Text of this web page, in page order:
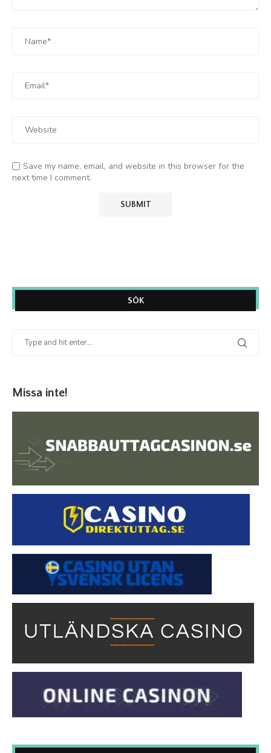
Save my name, email, and website in this browser for the
next time I comment.
SÖK
Missa inte!